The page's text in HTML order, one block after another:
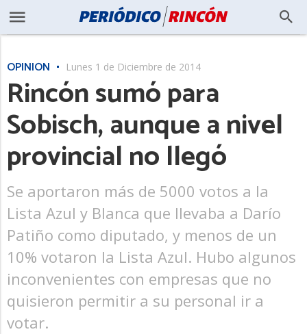
OPINIÓN Lunes 1 de Diciembre de 2014
Rincón sumó para
Sobisch, aunque a nivel
provincial no llegó
Se aportaron más de 5000 votos a la
Lista Azul y Blanca que llevaba a Darío
Patiño como diputado, y menos de un
10% votaron la Lista Azul. Hubo algunos
inconvenientes con empresas que no
quisieron permitir a su personal ir a
votar.